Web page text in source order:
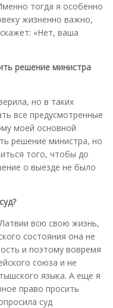
тогда я особенно
жизненно важно,
«Нет, ваша
решение министра
но в таких
все предусмотренные
моей основной
решение министра, но
того, чтобы до
о выезде не было
всю свою жизнь,
состояния она не
и поэтому вовремя
союза и не
языка. А еще я
право просить
суд